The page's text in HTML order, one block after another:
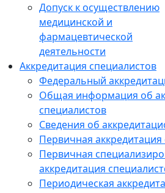
Допуск к осуществлению
медицинской и
фармацевтической
деятельности
Аккредитация специалистов
Федеральный
Общая информация об
специалистов
Сведения об
Первичная аккредитация
Первичная
аккредитация
Периодическая